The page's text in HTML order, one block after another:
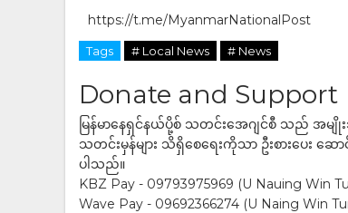
https://t.me/MyanmarNationalPost
Tags # Local News # News
Donate and Support
မြန်မာနေရှင်နယ်ပို့စ် သတင်းအေဂျင်စီ သည် အမျို
သတင်းမှန်များ သိရှိစေရေးကိုသာ ဦးစားပေး
ပါသည်။
KBZ Pay - 09793975969 (U Nauing Win
Wave Pay - 09692366274 (U Naing Win